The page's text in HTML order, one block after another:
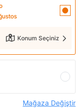
Konum Seçiniz
Mağaza Değiştir